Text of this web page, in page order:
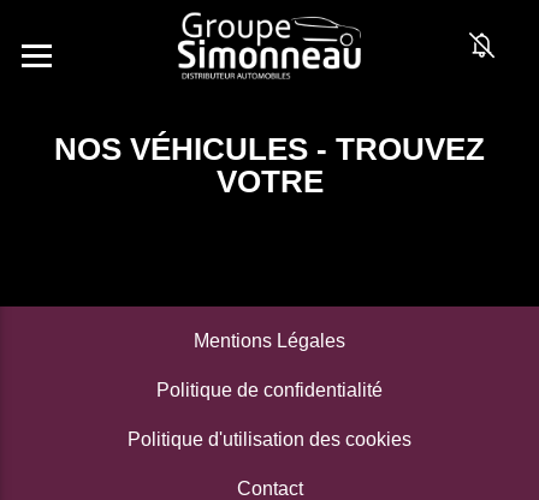
NOS VÉHICULES - TROUVEZ
VOTRE
Mentions Légales
Politique de confidentialité
Politique d'utilisation des cookies
Contact